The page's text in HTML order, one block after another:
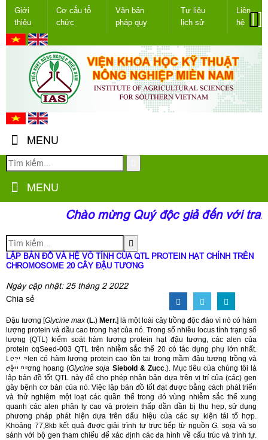
Giới
thiệu
Cơ cấu tổ
chức
Văn bản
pháp quy
Tư liệu
lịch sử
Liên
hệ
MENU
MENU
Chào mừng Quý độc giả đến với
LẬP BẢN ĐỒ VÀ HỆ VÔ TÍNH CỦA QTL PROTEIN HẠT CHÍNH TRÊN
CHROMOSOME 20 CÂY ĐẬU TƯƠNG
Ngày cập nhật: 25 tháng 2 2022
Chia sẻ
Đậu tương [Glycine max (L.) Merr.] là một loài cây trồng độc đáo vì nó có hàm
lượng protein và dầu cao trong hạt của nó. Trong số nhiều locus tính trạng số
lượng (QTL) kiểm soát hàm lượng protein hạt đậu tương, các alen của
protein cqSeed-003 QTL trên nhiễm sắc thể 20 có tác dụng phụ lớn nhất.
Loại alen có hàm lượng protein cao tồn tại trong mầm đậu tương trồng và
đậu tương hoang (Glycine soja Siebold & Zucc.). Mục tiêu của chúng tôi là
lập bản đồ tốt QTL này để cho phép nhân bản dựa trên vị trí của (các) gen
gây bệnh cơ bản của nó. Việc lập bản đồ tốt đạt được bằng cách phát triển
và thử nghiệm một loạt các quần thể trong đó vùng nhiễm sắc thể xung
quanh các alen phân ly cao và protein thấp dần dần bị thu hẹp, sử dụng
phương pháp phát hiện dựa trên dấu hiệu của các sự kiện tái tổ hợp.
Khoảng 77,8kb kết quả được giải trình tự trực tiếp từ nguồnG. soja và so
sánh với bộ gen tham chiếu để xác định các đa hình về cấu trúc và trình tự.